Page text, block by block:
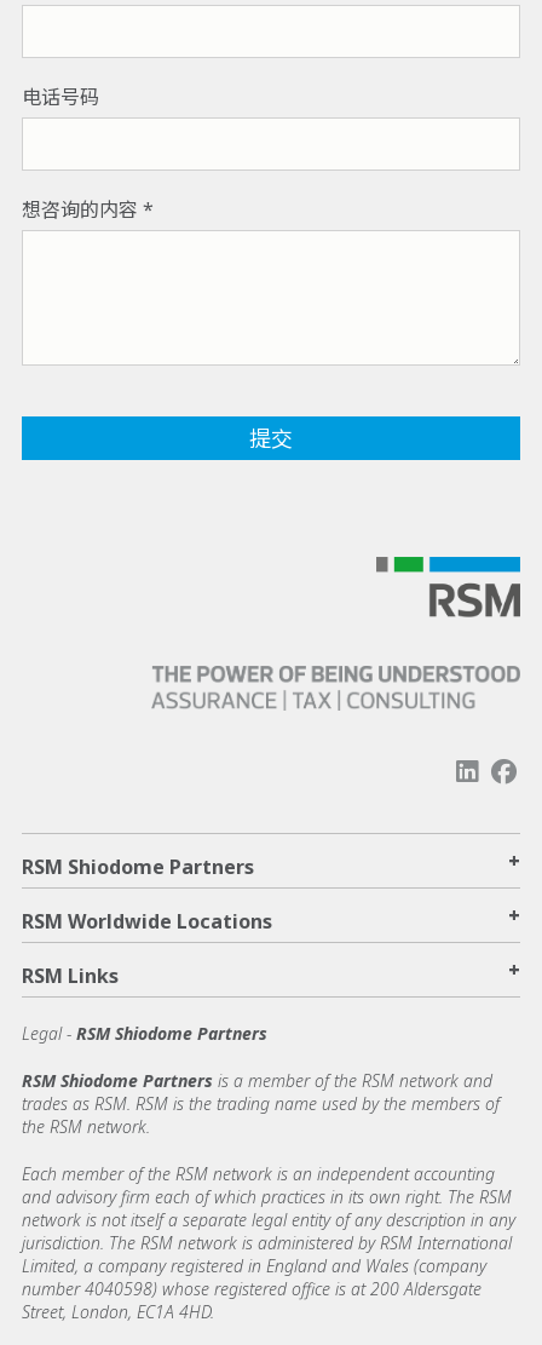
电话号码
想咨询的内容
RSM Shiodome Partners +
RSM Worldwide Locations +
RSM Links +
Legal - RSM Shiodome Partners
RSM Shiodome Partners is a member of the RSM network and
trades as RSM. RSM is the trading name used by the members of
the RSM network.
Each member of the RSM network is an independent accounting
and advisory firm each of which practices in its own right. The RSM
network is not itself a separate legal entity of any description in any
jurisdiction. The RSM network is administered by RSM International
Limited, a company registered in England and Wales (company
number 4040598) whose registered office is at 200 Aldersgate
Street, London, EC1A 4HD.